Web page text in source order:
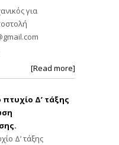
για
[Read more]
πτυχίο Δ’ τάξης
Δ’ τάξης